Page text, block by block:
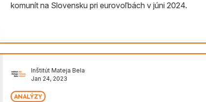
komunít na Slovensku pri eurovoľbách v júni 2024.
ANALÝZY
Inštitút Mateja Bela
Jan 24, 2023